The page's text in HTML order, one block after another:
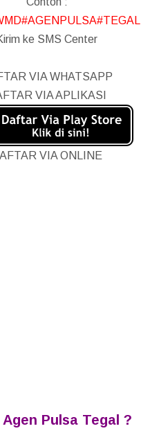
ke SMS Center
VIA WHATSAPP
VIA APLIKASI
VIA ONLINE
Agen Pulsa Tegal ?